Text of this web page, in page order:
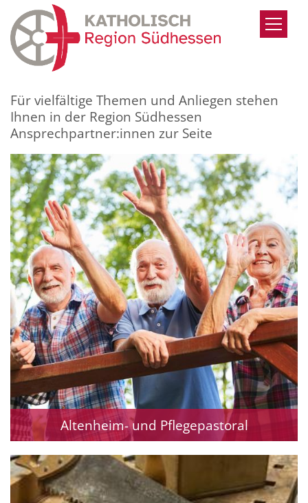
Zum Inhalt springen
Für vielfältige Themen und Anliegen stehen
Ihnen in der Region Südhessen
Ansprechpartner:innen zur Seite
Altenheim- und Pflegepastoral